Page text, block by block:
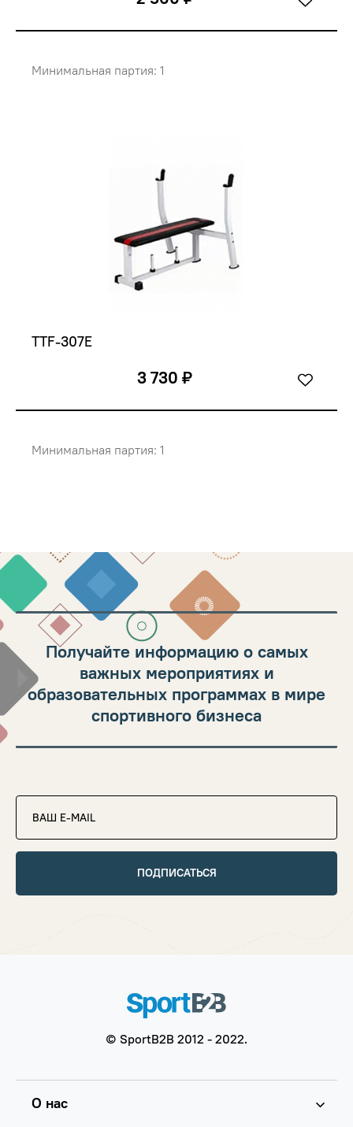
Минимальная партия: 1
TTF-307E
3 730 ₽
Минимальная партия: 1
Получайте информацию о самых
важных мероприятиях и
образовательных программах в мире
спортивного бизнеса
ПОДПИСАТЬСЯ
© SportB2B 2012 - 2022.
О нас